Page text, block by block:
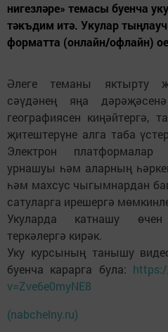
нигезләре» темасы буенча
тәкъдим итә. Укулар
форматта (онлайн/офлайн)
Әлеге теманы яктырту
сәүдәнең яңа
географиясен
җитештерүне алга таба
Электрон
урнашуы һәм аларның
һәм махсус чыгымнардан
сатуларга ирешергә
Укуларда катнашу
теркәлергә кирәк.
Уку курсының танышу
буенча карарга була:
v=Zve6e0myNE8
(nabchelny.ru)